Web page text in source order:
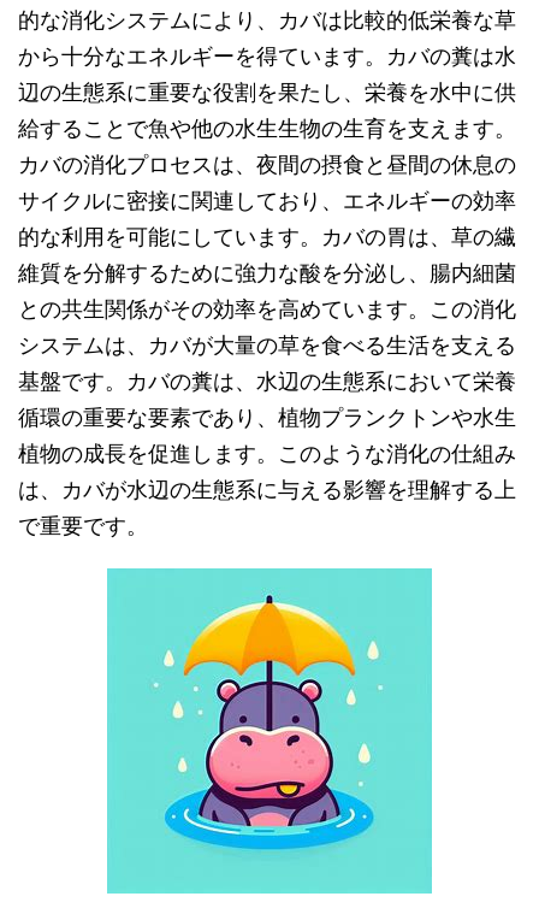
的な消化システムにより、カバは比較的低栄養な草
から十分なエネルギーを得ています。カバの糞は水
辺の生態系に重要な役割を果たし、栄養を水中に供
給することで魚や他の水生生物の生育を支えます。
カバの消化プロセスは、夜間の摂食と昼間の休息の
サイクルに密接に関連しており、エネルギーの効率
的な利用を可能にしています。カバの胃は、草の繊
維質を分解するために強力な酸を分泌し、腸内細菌
との共生関係がその効率を高めています。この消化
システムは、カバが大量の草を食べる生活を支える
基盤です。カバの糞は、水辺の生態系において栄養
循環の重要な要素であり、植物プランクトンや水生
植物の成長を促進します。このような消化の仕組み
は、カバが水辺の生態系に与える影響を理解する上
で重要です。